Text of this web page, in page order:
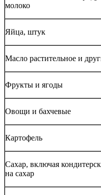
молоко
Яйца, штук
Масло растительное и
Фрукты и ягоды
Овощи и бахчевые
Картофель
Сахар, включая
на сахар